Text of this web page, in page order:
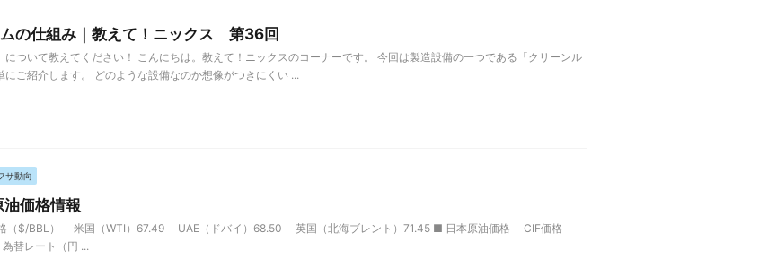
の仕組み｜教えて！ニックス 第36回
について教えてください！ こんにちは。教えて！ニックスのコーナーです。 今回は製造設備の一つである「クリーンル
にご紹介します。 どのような設備なのか想像がつきにくい ...
サ動向
価格情報
（$/BBL） 米国（WTI）67.49 UAE（ドバイ）68.50 英国（北海ブレント）71.45 ■ 日本原油価格 CIF価格
替レート（円 ...